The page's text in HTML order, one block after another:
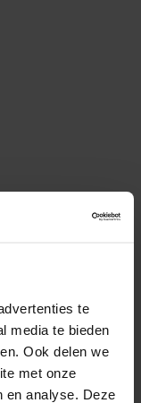
te
media te bieden
Ook delen we
met onze
en analyse. Deze